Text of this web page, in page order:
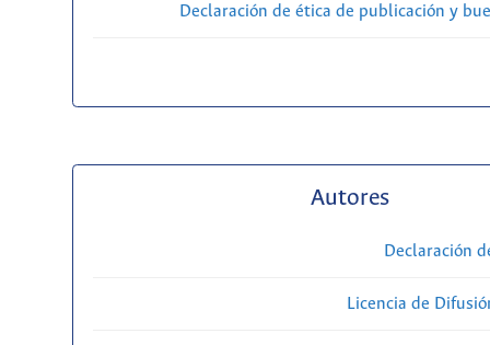
Declaración de ética de publicación y
Autores
Declaración
Licencia de